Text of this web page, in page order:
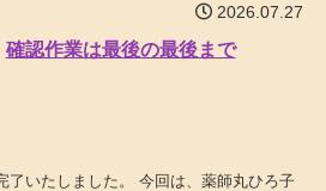
2026.07.27
確認作業は最後の最後まで
了いたしました。 今回は、薬師丸ひろ子